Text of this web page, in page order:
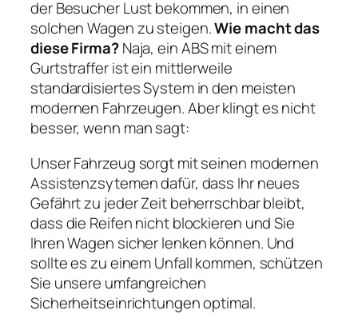
der Besucher Lust bekommen, in einen
solchen Wagen zu steigen.Wie macht das
diese Firma?Naja, ein ABS mit einem
Gurtstraffer ist ein mittlerweile
standardisiertes System in den meisten
modernen Fahrzeugen. Aber klingt es nicht
besser, wenn man sagt:
Unser Fahrzeug sorgt mit seinen modernen
Assistenzsytemen dafür, dass Ihr neues
Gefährt zu jeder Zeit beherrschbar bleibt,
dass die Reifen nicht blockieren und Sie
Ihren Wagen sicher lenken können. Und
sollte es zu einem Unfall kommen, schützen
Sie unsere umfangreichen
Sicherheitseinrichtungen optimal.